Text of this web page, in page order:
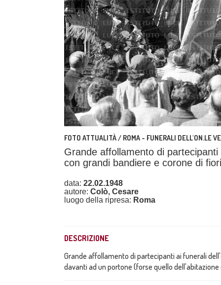
FOTO ATTUALITÀ / ROMA - FUNERALI DELL'ON.LE
Grande affollamento di
con grandi bandiere e corone di fiori
data: 22.02.1948
autore: Colò, Cesare
luogo della ripresa: Roma
DESCRIZIONE
Grande affollamento di partecipanti ai funerali
davanti ad un portone (forse quello